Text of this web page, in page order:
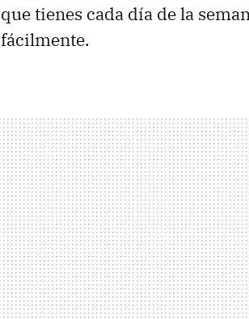
que tienes cada día de la
fácilmente.